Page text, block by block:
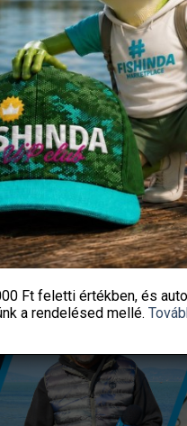
PELLET 4 MM
800G
2 590Ft
Fishingoutlet
KOSÁRBA TESZEM
Ft felettiértékben, és
a rendelésed mellé.